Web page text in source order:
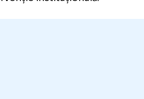
trecut? Cazi o dată și nu îți